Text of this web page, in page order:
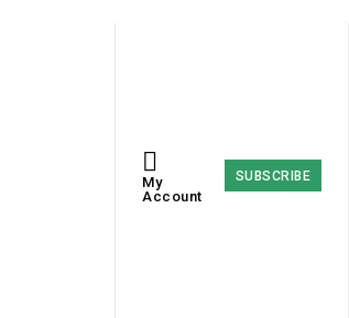
My
Account
SUBSCRIBE